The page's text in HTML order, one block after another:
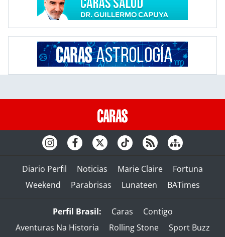
Diario Perfil Noticias Marie Claire
Fortuna
Weekend
Parabrisas Lunateen BATimes
Perfil Brasil: Caras
Contigo
Aventuras Na Historia
Rolling Stone
Sport Buzz